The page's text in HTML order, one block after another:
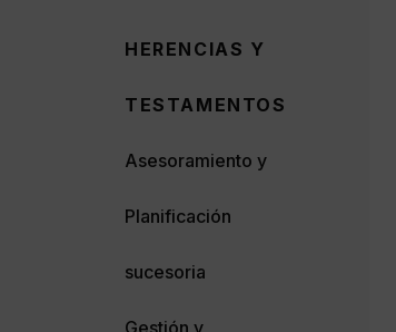
HERENCIAS Y
TESTAMENTOS
Asesoramiento y
Planificación
sucesoria
Gestión y